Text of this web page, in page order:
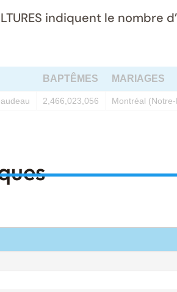
indiquent le
BAPTÊMES MARIAGES
2,466,023,056 Montréal